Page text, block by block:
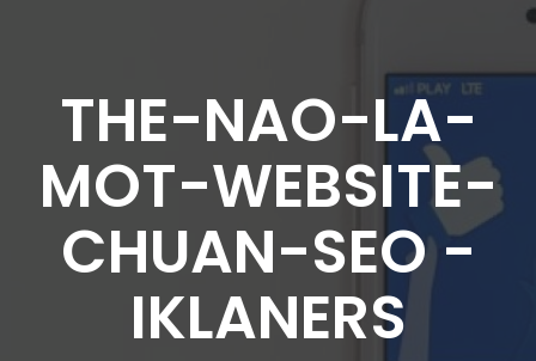
THE-NAO-LA-
MOT-WEBSITE-
CHUAN-SEO -
IKLANERS